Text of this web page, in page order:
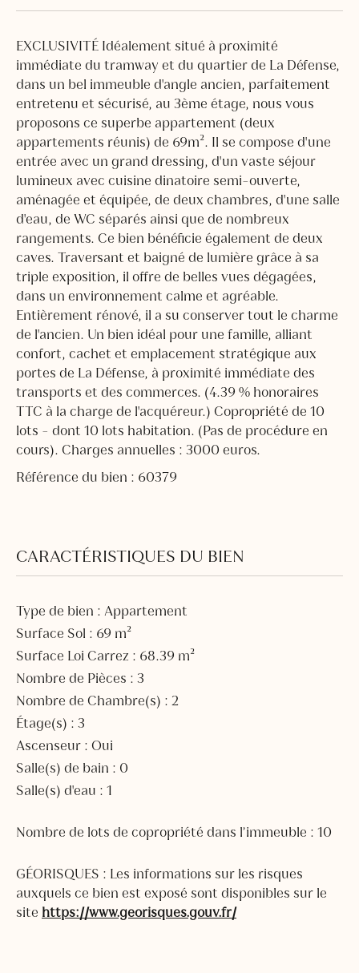
EXCLUSIVITÉ Idéalement situé à proximité
immédiate du tramway et du quartier de La Défense,
dans un bel immeuble d'angle ancien, parfaitement
entretenu et sécurisé, au 3ème étage, nous vous
proposons ce superbe appartement (deux
appartements réunis) de 69m². Il se compose d'une
entrée avec un grand dressing, d'un vaste séjour
lumineux avec cuisine dinatoire semi-ouverte,
aménagée et équipée, de deux chambres, d'une salle
d'eau, de WC séparés ainsi que de nombreux
rangements. Ce bien bénéficie également de deux
caves. Traversant et baigné de lumière grâce à sa
triple exposition, il offre de belles vues dégagées,
dans un environnement calme et agréable.
Entièrement rénové, il a su conserver tout le charme
de l'ancien. Un bien idéal pour une famille, alliant
confort, cachet et emplacement stratégique aux
portes de La Défense, à proximité immédiate des
transports et des commerces. (4.39 % honoraires
TTC à la charge de l'acquéreur.) Copropriété de 10
lots - dont 10 lots habitation. (Pas de procédure en
cours). Charges annuelles : 3000 euros.
Référence du bien : 60379
CARACTÉRISTIQUES DU BIEN
Type de bien : Appartement
Surface Sol : 69 m²
Surface Loi Carrez : 68.39 m²
Nombre de Pièces : 3
Nombre de Chambre(s) : 2
Étage(s) : 3
Ascenseur : Oui
Salle(s) de bain : 0
Salle(s) d'eau : 1
Nombre de lots de copropriété dans l’immeuble : 10
GÉORISQUES : Les informations sur les risques
auxquels ce bien est exposé sont disponibles sur le
site https://www.georisques.gouv.fr/